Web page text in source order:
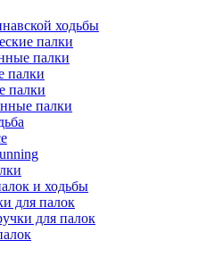
ходьбы
палки
палки
палки
палки
палки
и ходьбы
для палок
для палок